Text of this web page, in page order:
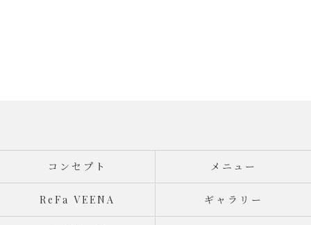
コンセプト メニュー
ReFa VEENA ギャラリー